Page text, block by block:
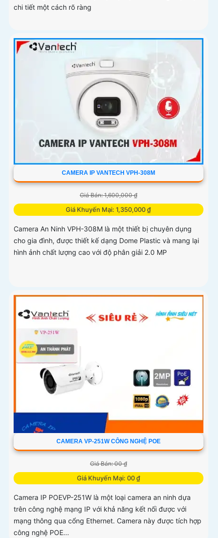
chi tiết một cách rõ ràng
CAMERA IP VANTECH VPH-308M
Giá Bán: 1,600,000 ₫
Giá Khuyến Mại: 1,350,000 ₫
Camera An Ninh VPH-308M là một thiết bị chuyên dụng
cho gia đình, được thiết kế dạng Dome Plastic và mang lại
hình ảnh chất lượng cao với độ phân giải 2.0 MP
CAMERA VP-251W CÔNG NGHỆ POE
Giá Bán: 00 ₫
Giá Khuyến Mại: 00 ₫
Camera IP POEVP-251W là một loại camera an ninh dựa
trên công nghệ mạng IP với khả năng kết nối được với
mạng thông qua cổng Ethernet. Camera này được tích hợp
công nghệ POE...